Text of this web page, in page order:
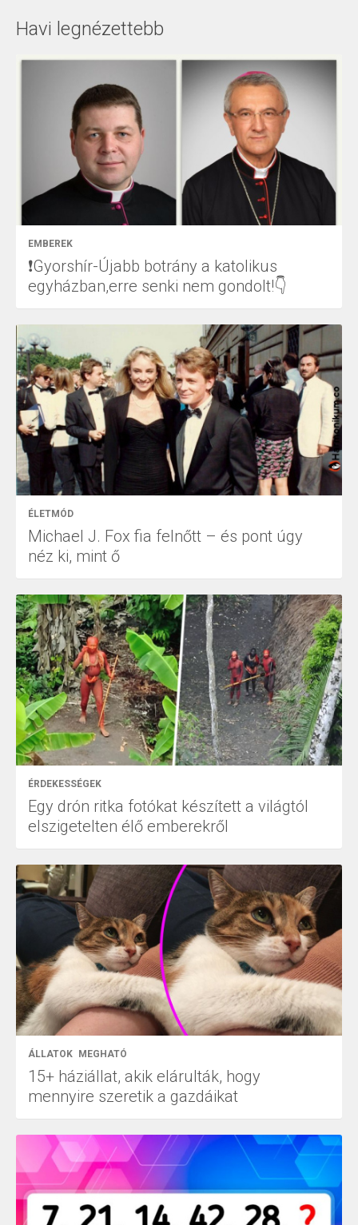
Havi legnézettebb
EMBEREK
❗Gyorshír-Újabb botrány a katolikus
egyházban,erre senki nem gondolt!👇
ÉLETMÓD
Michael J. Fox fia felnőtt – és pont úgy
néz ki, mint ő
ÉRDEKESSÉGEK
Egy drón ritka fotókat készített a világtól
elszigetelten élő emberekről
ÁLLATOK MEGHATÓ
15+ háziállat, akik elárulták, hogy
mennyire szeretik a gazdáikat